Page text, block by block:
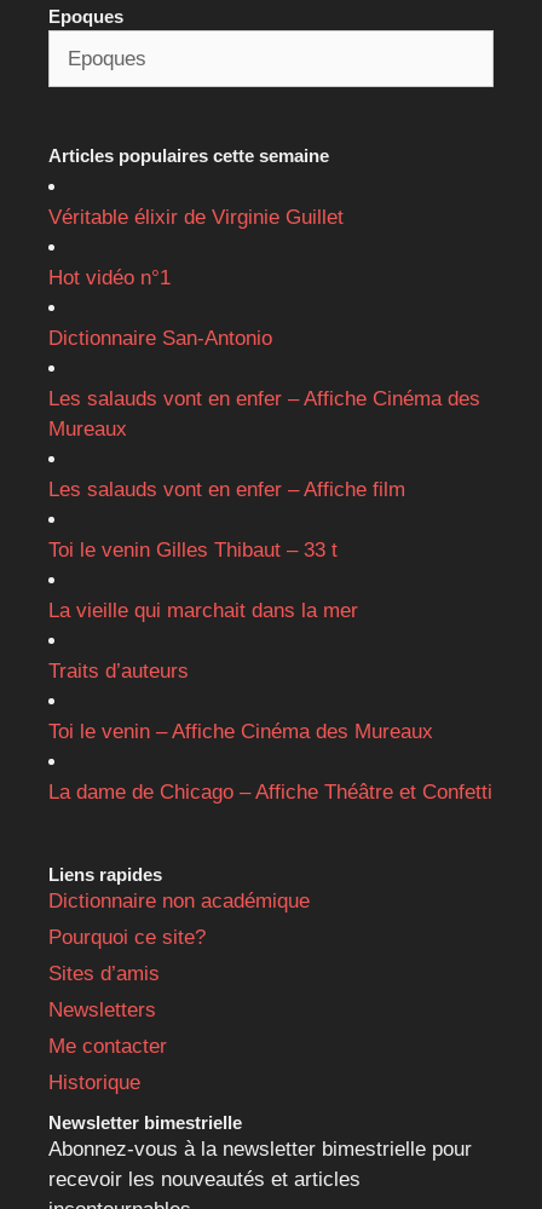
Epoques
Articles populaires cette semaine
Véritable élixir de Virginie Guillet
Hot vidéo n°1
Dictionnaire San-Antonio
Les salauds vont en enfer – Affiche Cinéma des
Mureaux
Les salauds vont en enfer – Affiche film
Toi le venin Gilles Thibaut – 33 t
La vieille qui marchait dans la mer
Traits d’auteurs
Toi le venin – Affiche Cinéma des Mureaux
La dame de Chicago – Affiche Théâtre et Confetti
Liens rapides
Dictionnaire non académique
Pourquoi ce site?
Sites d’amis
Newsletters
Me contacter
Historique
Newsletter bimestrielle
Abonnez-vous à la newsletter bimestrielle pour
recevoir les nouveautés et articles